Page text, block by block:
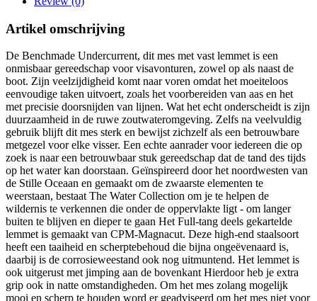
Artikel omschrijving
De Benchmade Undercurrent, dit mes met vast lemmet is een
onmisbaar gereedschap voor visavonturen, zowel op als naast de
boot. Zijn veelzijdigheid komt naar voren omdat het moeiteloos
eenvoudige taken uitvoert, zoals het voorbereiden van aas en het
met precisie doorsnijden van lijnen. Wat het echt onderscheidt is zijn
duurzaamheid in de ruwe zoutwateromgeving. Zelfs na veelvuldig
gebruik blijft dit mes sterk en bewijst zichzelf als een betrouwbare
metgezel voor elke visser. Een echte aanrader voor iedereen die op
zoek is naar een betrouwbaar stuk gereedschap dat de tand des tijds
op het water kan doorstaan. Geïnspireerd door het noordwesten van
de Stille Oceaan en gemaakt om de zwaarste elementen te
weerstaan, bestaat The Water Collection om je te helpen de
wildernis te verkennen die onder de oppervlakte ligt - om langer
buiten te blijven en dieper te gaan Het Full-tang deels gekartelde
lemmet is gemaakt van CPM-Magnacut. Deze high-end staalsoort
heeft een taaiheid en scherptebehoud die bijna ongeëvenaard is,
daarbij is de corrosieweestand ook nog uitmuntend. Het lemmet is
ook uitgerust met jimping aan de bovenkant Hierdoor heb je extra
grip ook in natte omstandigheden. Om het mes zolang mogelijk
mooi en scherp te houden word er geadviseerd om het mes niet voor